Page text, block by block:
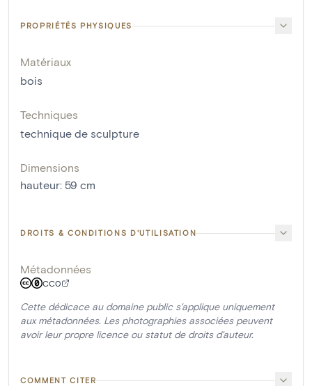
PROPRIÉTÉS PHYSIQUES
Matériaux
bois
Techniques
technique de sculpture
Dimensions
hauteur: 59 cm
DROITS & CONDITIONS D'UTILISATION
Métadonnées
CC0
Cette dédicace au domaine public s'applique uniquement
aux métadonnées. Les photographies associées peuvent
avoir leur propre licence ou statut de droits d'auteur.
COMMENT CITER